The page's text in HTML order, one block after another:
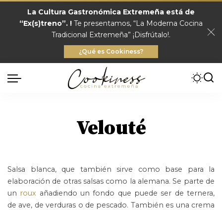
La Cultura Gastronómica Extremeña está de
“Ex(s)treno”. ! Te presentamos, “La Moderna Cocina
Tradicional Extremeña” ¡Disfrútalo!.
¿Qué es Cookiness?
Velouté
Salsa blanca, que también sirve como base para la
elaboración de otras salsas como la alemana. Se parte de
un roux añadiendo un fondo que puede ser de ternera,
de ave, de verduras o de pescado. También es una crema